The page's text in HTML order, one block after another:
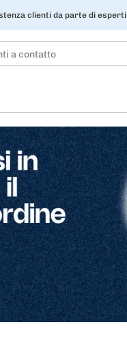
clienti da parte di esperti